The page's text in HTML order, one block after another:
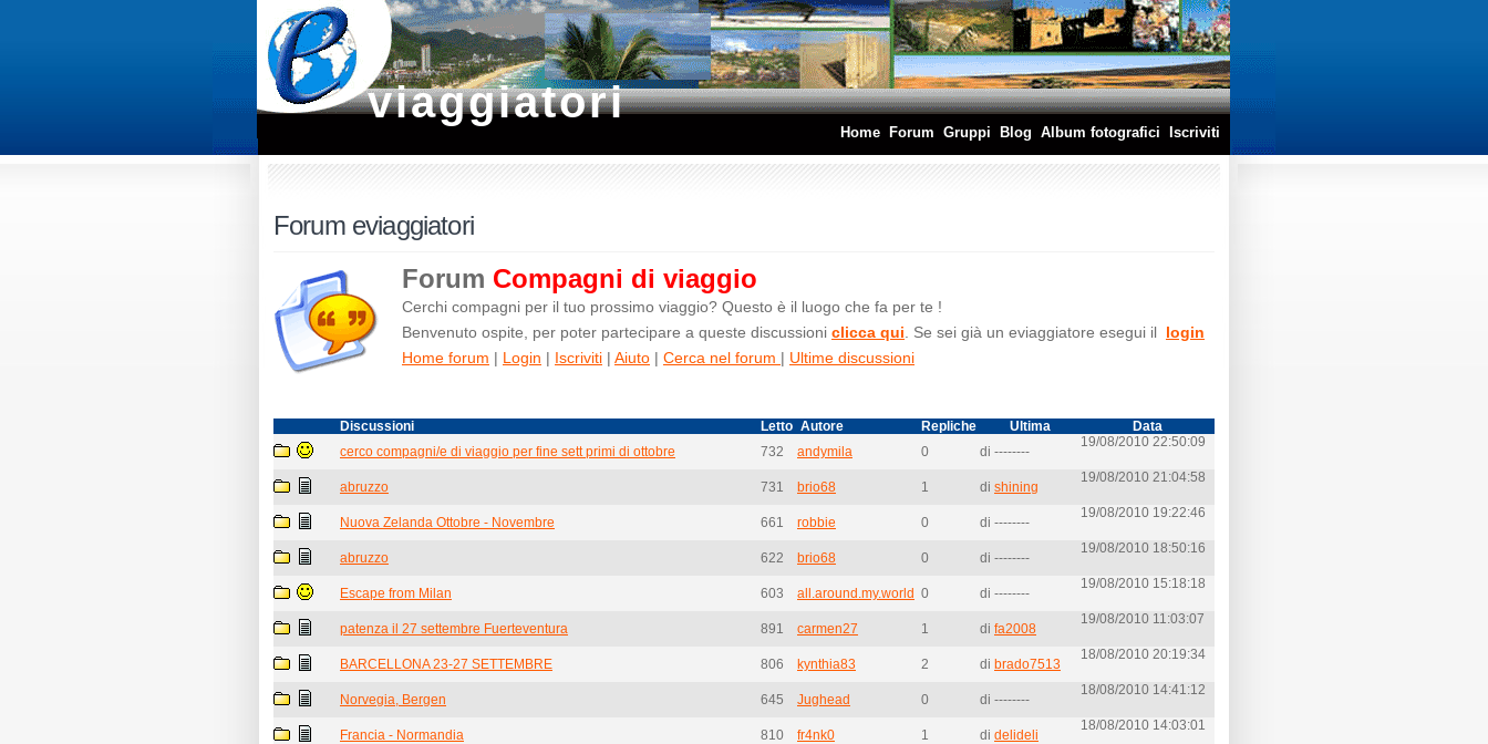
viaggiatori
Home Forum Gruppi Blog Album fotografici Iscriviti
Forum eviaggiatori
Forum Compagni di viaggio
Cerchi compagni per il tuo prossimo viaggio? Questo è il luogo che fa per te !
Benvenuto ospite, per poter partecipare a queste discussioni clicca qui . Se sei già un eviaggiatore esegui il login
Home forum | Login | Iscriviti | Aiuto | Cerca nel forum | Ultime discussioni
Discussioni Letto Autore Repliche Ultima
Data
cerco compagni/e di viaggio per fine sett primi di ottobre
732 andymila 0 di --------
19/08/2010 22:50:09
abruzzo 731 brio68 1 di shining
19/08/2010 21:04:58
Nuova Zelanda Ottobre - Novembre 661 robbie 0 di --------
19/08/2010 19:22:46
abruzzo 622 brio68 0 di --------
19/08/2010 18:50:16
Escape from Milan 603 all.around.my.world 0 di --------
19/08/2010 15:18:18
patenza il 27 settembre Fuerteventura 891 carmen27 1 di fa2008
19/08/2010 11:03:07
BARCELLONA 23-27 SETTEMBRE 806 kynthia83 2 di brado7513
18/08/2010 20:19:34
Norvegia, Bergen 645 Jughead 0 di --------
18/08/2010 14:41:12
Francia - Normandia 810 fr4nk0 1 di delideli
18/08/2010 14:03:01